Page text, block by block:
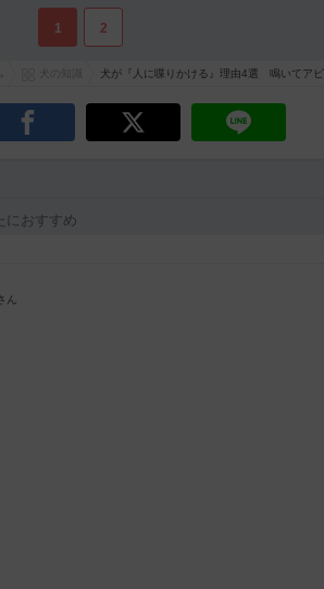
1 2
犬が『人に喋りかける』理由4選 鳴いてア
におすすめ
ん